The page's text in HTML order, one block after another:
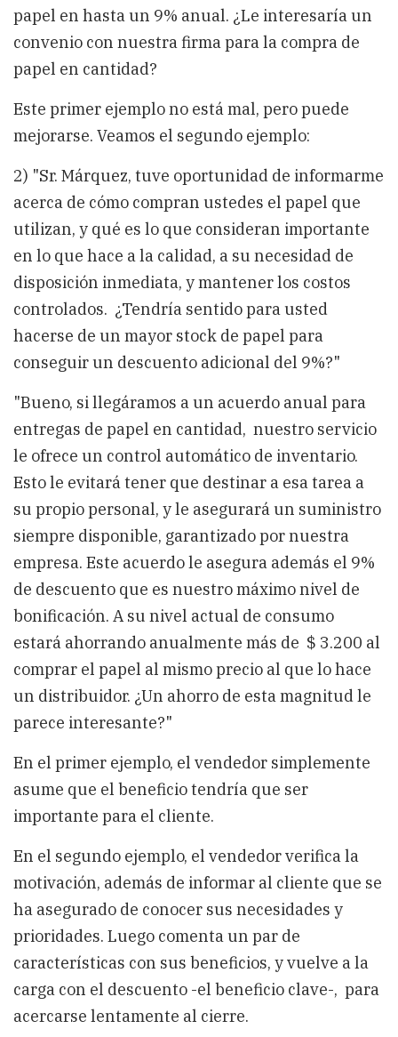
papel en hasta un 9% anual. ¿Le interesaría un
convenio con nuestra firma para la compra de
papel en cantidad?
Este primer ejemplo no está mal, pero puede
mejorarse. Veamos el segundo ejemplo:
2) "Sr. Márquez, tuve oportunidad de informarme
acerca de cómo compran ustedes el papel que
utilizan, y qué es lo que consideran importante
en lo que hace a la calidad, a su necesidad de
disposición inmediata, y mantener los costos
controlados. ¿Tendría sentido para usted
hacerse de un mayor stock de papel para
conseguir un descuento adicional del 9%?"
"Bueno, si llegáramos a un acuerdo anual para
entregas de papel en cantidad, nuestro servicio
le ofrece un control automático de inventario.
Esto le evitará tener que destinar a esa tarea a
su propio personal, y le asegurará un suministro
siempre disponible, garantizado por nuestra
empresa. Este acuerdo le asegura además el 9%
de descuento que es nuestro máximo nivel de
bonificación. A su nivel actual de consumo
estará ahorrando anualmente más de $ 3.200 al
comprar el papel al mismo precio al que lo hace
un distribuidor. ¿Un ahorro de esta magnitud le
parece interesante?"
En el primer ejemplo, el vendedor simplemente
asume que el beneficio tendría que ser
importante para el cliente.
En el segundo ejemplo, el vendedor verifica la
motivación, además de informar al cliente que se
ha asegurado de conocer sus necesidades y
prioridades. Luego comenta un par de
características con sus beneficios, y vuelve a la
carga con el descuento -el beneficio clave-, para
acercarse lentamente al cierre.